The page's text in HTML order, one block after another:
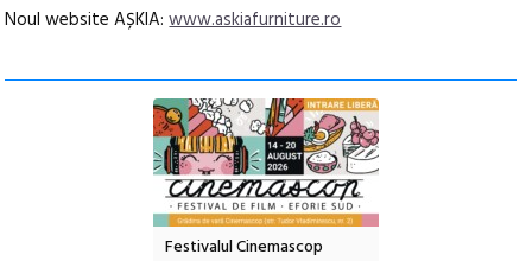
Noul website AȘKIA:www.askiafurniture.ro
Festivalul Cinemascop